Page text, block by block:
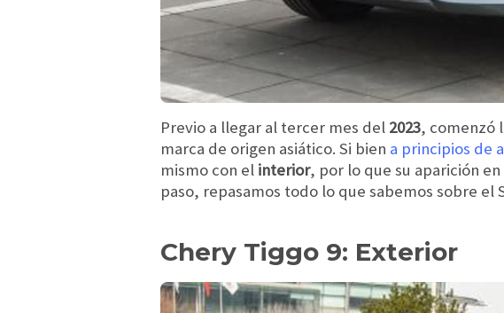
Previo a llegar al tercer mes del 2023, comenzó
marca de origen asiático. Si bien a principios de
mismo con el interior, por lo que su aparición
paso, repasamos todo lo que sabemos sobre el
Chery Tiggo 9: Exterior